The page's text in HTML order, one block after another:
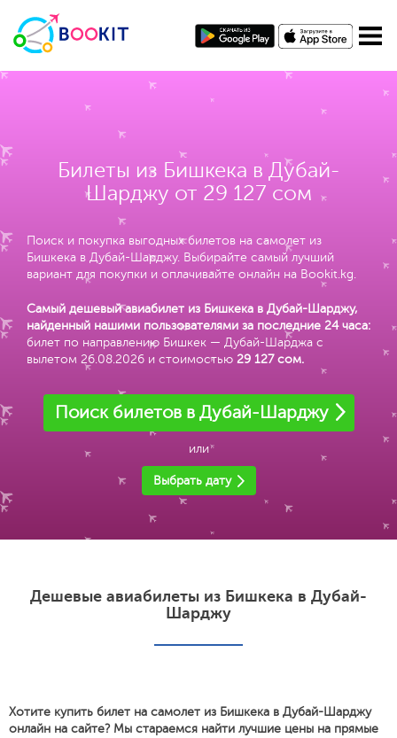
Билеты из Бишкека в Дубай-
Шарджу от 29 127 сом
Поиск и покупка выгодных билетов на самолет из
Бишкека в Дубай-Шарджу. Выбирайте самый лучший
вариант для покупки и оплачивайте онлайн на Bookit.kg.
Самый дешевый авиабилет из Бишкека в Дубай-Шарджу,
найденный нашими пользователями за последние 24 часа:
билет по направлению Бишкек — Дубай-Шарджа с
вылетом 26.08.2026 и стоимостью 29 127 сом.
Поиск билетов в Дубай-Шарджу
или
Выбрать дату
Дешевые авиабилеты из Бишкека в Дубай-
Шарджу
Хотите купить билет на самолет из Бишкека в Дубай-Шарджу
онлайн на сайте? Мы стараемся найти лучшие цены на прямые